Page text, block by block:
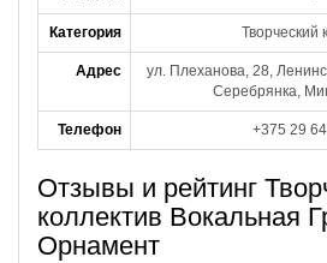
Категория Творческий
Адрес
ул. Плеханова, 28,
Серебрянка,
Телефон +375 29
Отзывы и рейтинг
коллектив Вокальная
Орнамент